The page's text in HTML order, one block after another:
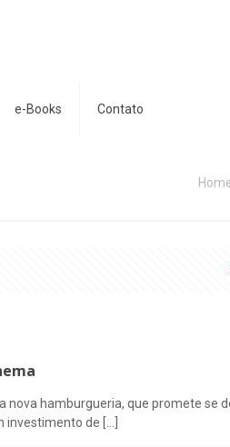
e-Books Contato
nova hamburgueria, que promete se
investimento de